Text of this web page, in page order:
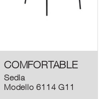
COMFORTABLE
Sedia
Modello 6114 G11